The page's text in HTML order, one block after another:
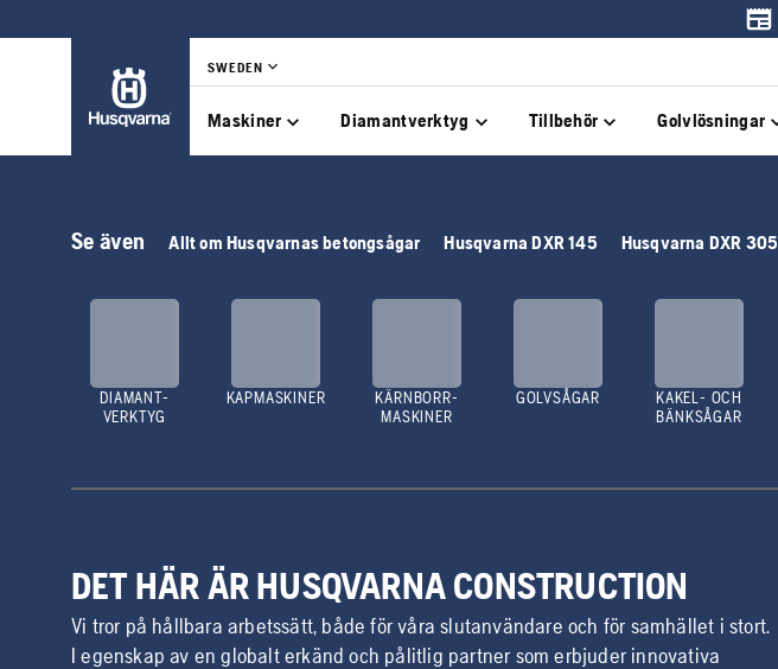
SWEDEN
Maskiner Diamantverktyg Tillbehör Golvlösningar
Se även Allt om Husqvarnas betongsågar Husqvarna DXR 145 Husqvarna DXR 305
DIAMANT-
VERKTYG
KAPMASKINER
KÄRNBORR-
MASKINER
GOLVSÅGAR
KAKEL- OCH
BÄNKSÅGAR
DET HÄR ÄR HUSQVARNA CONSTRUCTION
Vi tror på hållbara arbetssätt, både för våra slutanvändare och för samhället i stort.
I egenskap av en globalt erkänd och pålitlig partner som erbjuder innovativa